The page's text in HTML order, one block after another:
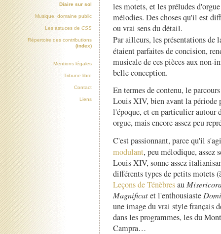
les motets, et les préludes
mélodies. Des choses qu'il est
ou vrai sens du détail.
Par ailleurs, les présentations de
étaient parfaites de concision,
musicale de ces pièces aux non-
belle conception.
En termes de contenu, le
Louis XIV, bien avant la période
l'époque, et en particulier autour
orgue, mais encore assez peu
C'est passionnant, parce qu'il
modulant, peu mélodique,
Louis XIV, sonne assez
différents types de petits motets
Leçons de Ténèbresau
Magnificatet l'enthousiaste
une image du vrai style français
dans les programmes, les du
Campra…
Diaire sur sol
Musique, domaine public
Les astuces de CSS
Répertoire des contributions
(index)
Mentions légales
Tribune libre
Contact
Liens